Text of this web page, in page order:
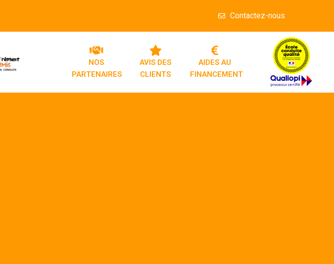
Contactez-nous
NOS
PARTENAIRES
AVIS DES
CLIENTS
AIDES AU
FINANCEMENT